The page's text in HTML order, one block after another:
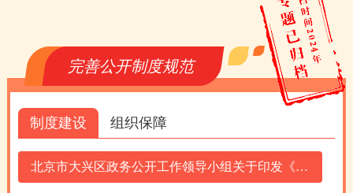
完善公开制度规范
制度建设 组织保障
北京市大兴区政务公开工作领导小组关于印发《北京市大兴区2023年政务公开工作要点》的通知